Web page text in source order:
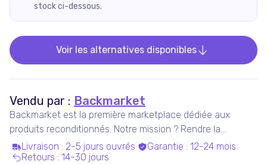
stock ci-dessous.
Voir les alternatives disponibles
Vendu par : Backmarket
Backmarket est la première marketplace dédiée aux
produits reconditionnés. Notre mission ? Rendre la
consommation de produits ressuscités mainstream.
Livraison : 2-5 jours ouvrés Garantie : 12-24 mois
Retours : 14-30 jours